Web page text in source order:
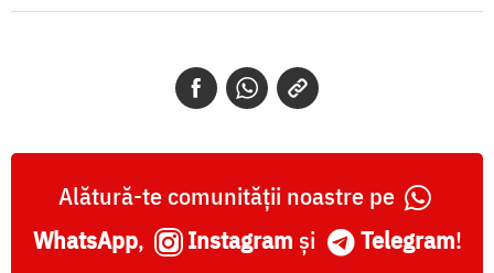
Alătură-te comunității noastre pe
WhatsApp, Instagram și Telegram!